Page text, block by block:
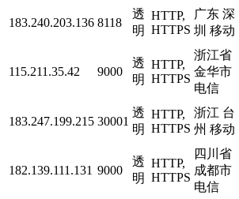
183.240.203.136 8118
透
明
HTTP,
HTTPS
广东 深
圳 移动
115.211.35.42 9000
透
明
HTTP,
HTTPS
浙江省
金华市
电信
183.247.199.215 30001
透
明
HTTP,
HTTPS
浙江 台
州 移动
182.139.111.131 9000
透
明
HTTP,
HTTPS
四川省
成都市
电信